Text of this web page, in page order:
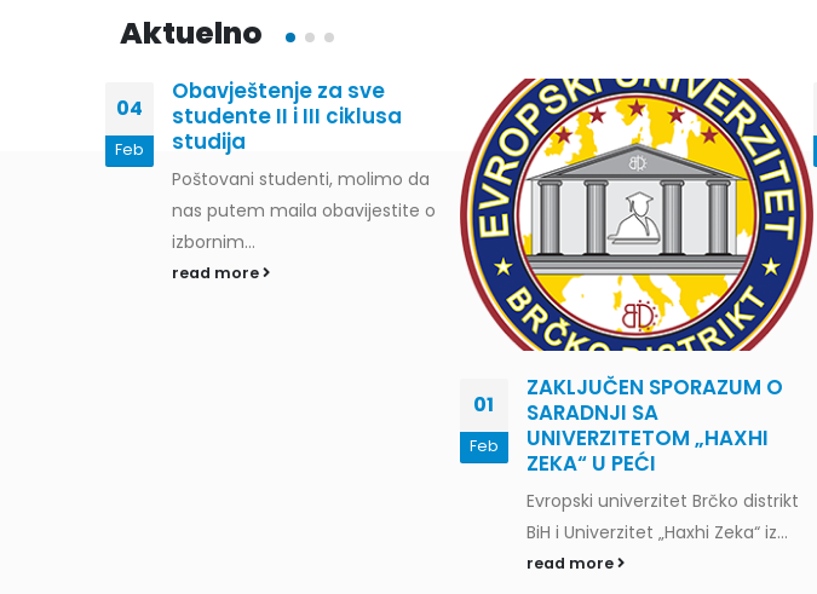
Aktuelno
04
Feb
Obavještenje za sve
studente II i III ciklusa
studija
Poštovani studenti, molimo da
nas putem maila obavijestite o
izbornim...
read more
01
Feb
ZAKLJUČEN SPORAZUM O
SARADNJI SA
UNIVERZITETOM „HAXHI
ZEKA“ U PEĆI
Evropski univerzitet Brčko distrikt
BiH i Univerzitet „Haxhi Zeka“ iz...
read more